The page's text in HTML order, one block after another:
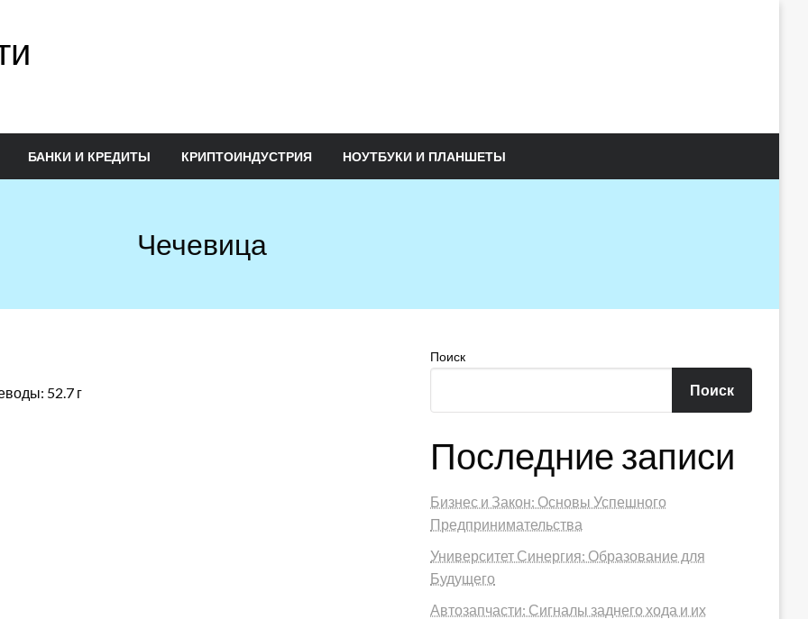
БАНКИ И КРЕДИТЫ КРИПТОИНДУСТРИЯ НОУТБУКИ И ПЛАНШЕТЫ
Чечевица
52.7 г
Поиск
Поиск
Последние записи
Бизнес и Закон: Основы Успешного
Предпринимательства
Университет Синергия: Образование для
Будущего
Автозапчасти: Сигналы заднего хода и их